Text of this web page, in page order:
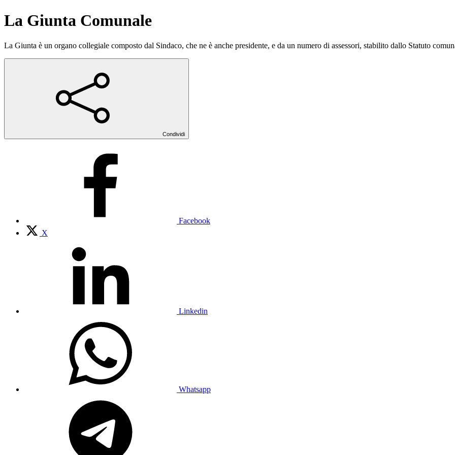
La Giunta Comunale
La Giunta è un organo collegiale composto dal Sindaco, che ne è anche presidente, e da un numero di assessori, stabilito dallo Statuto
Condividi
Facebook
X
Linkedin
Whatsapp